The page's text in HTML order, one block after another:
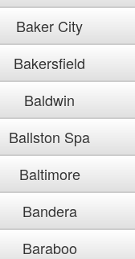
Baker City
Bakersfield
Baldwin
Ballston Spa
Baltimore
Bandera
Baraboo